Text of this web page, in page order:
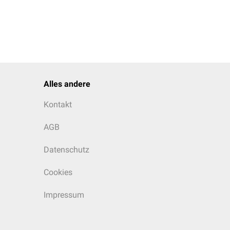
Alles andere
Kontakt
AGB
Datenschutz
Cookies
Impressum